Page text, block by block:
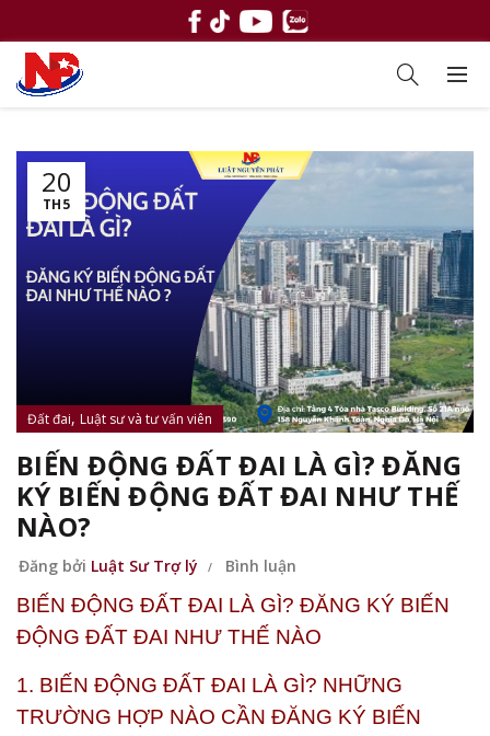
20
TH5
Đất đai, Luật sư và tư vấn viên
BIẾN ĐỘNG ĐẤT ĐAI LÀ GÌ? ĐĂNG
KÝ BIẾN ĐỘNG ĐẤT ĐAI NHƯ THẾ
NÀO?
Đăng bởi Luật Sư Trợ lý Bình luận
BIẾN ĐỘNG ĐẤT ĐAI LÀ GÌ? ĐĂNG KÝ BIẾN
ĐỘNG ĐẤT ĐAI NHƯ THẾ NÀO
1. BIẾN ĐỘNG ĐẤT ĐAI LÀ GÌ? NHỮNG
TRƯỜNG HỢP NÀO CẦN ĐĂNG KÝ BIẾN